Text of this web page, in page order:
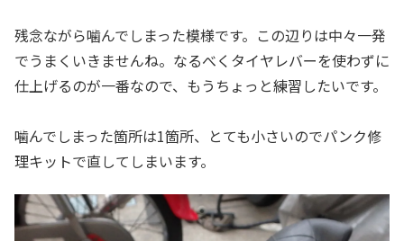
残念ながら噛んでしまった模様です。この辺りは中々一発
でうまくいきませんね。なるべくタイヤレバーを使わずに
仕上げるのが一番なので、もうちょっと練習したいです。
噛んでしまった箇所は1箇所、とても小さいのでパンク修
理キットで直してしまいます。